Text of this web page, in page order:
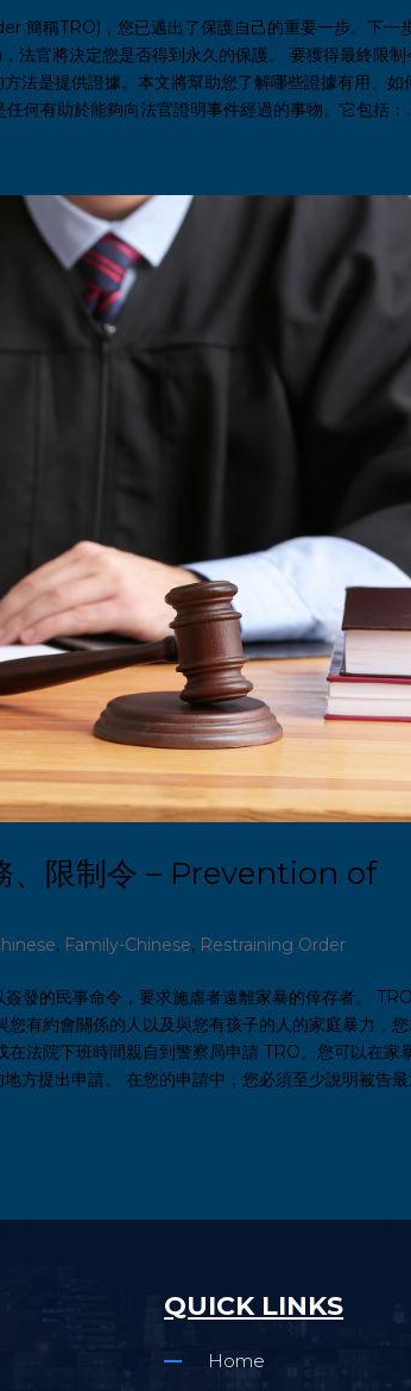
簡稱TRO)，您已邁出了保護自己的重要一步。下一
官將決定您是否得到永久的保護。 要獲得最終限制
法是提供證據。本文將幫助您了解哪些證據有用、如
何有助於能夠向法官證明事件經過的事物。它包括：
、限制令 – Prevention of
, Family-Chinese, Restraining Order
的民事命令，要求施虐者遠離家暴的倖存者。
有約會關係的人以及與您有孩子的人的家庭暴力，
法院下班時間親自到警察局申請 TRO。您可以在家
方提出申請。 在您的申請中，您必須至少說明被告
QUICK LINKS
Home